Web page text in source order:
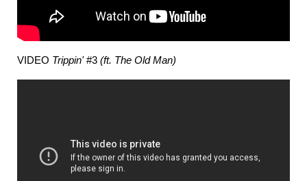
VIDEO Trippin'#3 (ft. The Old Man)